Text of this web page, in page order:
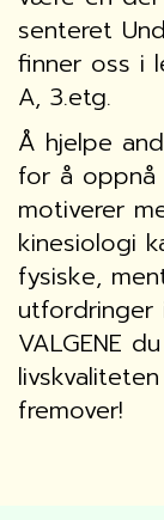
senteret
finner oss i
A, 3.etg.
Å hjelpe
for å oppnå
motiverer
kinesiologi
fysiske,
VALGENE
fremover!